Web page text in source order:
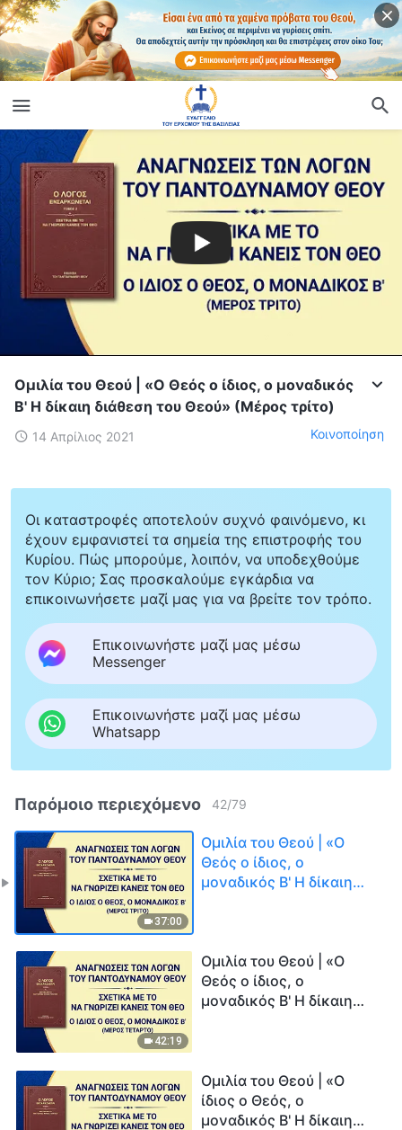
Ομιλία του Θεού | «Ο Θεός ο ίδιος, ο μοναδικός
Β' Η δίκαιη διάθεση του Θεού» (Μέρος τρίτο)
14 Απρίλιος 2021 Κοινοποίηση
Οι καταστροφές αποτελούν συχνό φαινόμενο, κι
έχουν εμφανιστεί τα σημεία της επιστροφής του
Κυρίου. Πώς μπορούμε, λοιπόν, να υποδεχθούμε
τον Κύριο; Σας προσκαλούμε εγκάρδια να
επικοινωνήσετε μαζί μας για να βρείτε τον τρόπο.
Επικοινωνήστε μαζί μας μέσω
Messenger
Επικοινωνήστε μαζί μας μέσω
Whatsapp
Παρόμοιο περιεχόμενο 42/79
37:00
Ομιλία του Θεού | «Ο
Θεός ο ίδιος, ο
μοναδικός Β' Η δίκαιη
42:19
Ομιλία του Θεού | «Ο
Θεός ο ίδιος, ο
μοναδικός Β' Η δίκαιη
Ομιλία του Θεού | «Ο
ίδιος ο Θεός, ο
μοναδικός Β' Η δίκαιη